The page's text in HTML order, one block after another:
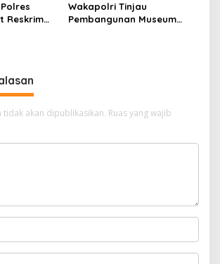
Reskrim
Wakapolri Tinjau
Pembangunan Museum
tidak akan dipublikasikan. Ruas yang wajib